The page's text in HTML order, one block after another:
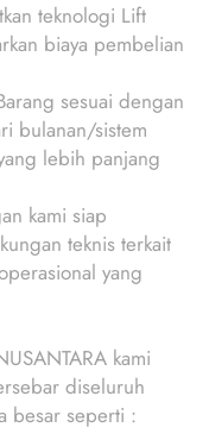
teknologi Lift
biaya pembelian
sesuai dengan
bulanan/sistem
lebih panjang
kami siap
teknis terkait
yang
kami
diseluruh
besar seperti :